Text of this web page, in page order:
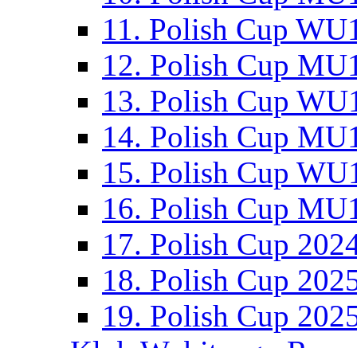
11. Polish Cup
12. Polish Cup
13. Polish Cup
14. Polish Cup
15. Polish Cup
16. Polish Cup
17. Polish Cup
18. Polish Cup
19. Polish Cup